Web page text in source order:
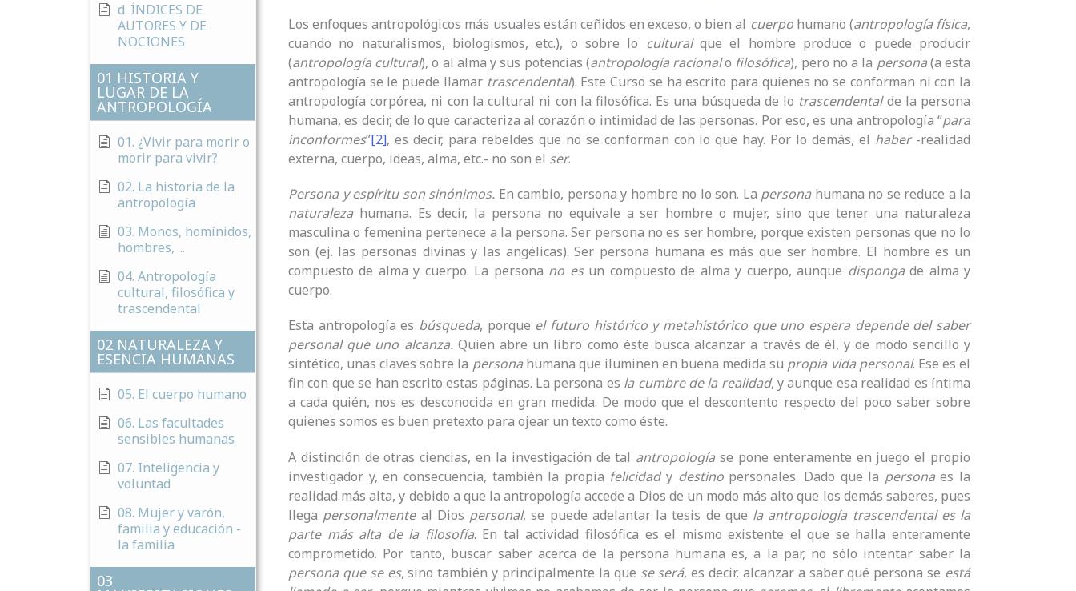
d. ÍNDICES DE
AUTORES Y DE
NOCIONES
01 HISTORIA Y
LUGAR DE LA
ANTROPOLOGÍA
01. ¿Vivir para morir o
morir para vivir?
02. La historia de la
antropología
03. Monos, homínidos,
hombres, ...
04. Antropología
cultural, filosófica y
trascendental
02 NATURALEZA Y
ESENCIA HUMANAS
05. El cuerpo humano
06. Las facultades
sensibles humanas
07. Inteligencia y
voluntad
08. Mujer y varón,
familia y educación -
la familia
03
Los enfoques antropológicos más usuales están ceñidos en exceso, o bien al cuerpohumano (antropología física,
cuando no naturalismos, biologismos, etc.), o sobre lo culturalque el hombre produce o puede producir
(antropología cultural), o al alma y sus potencias (antropología racionalo filosófica), pero no a la persona(a esta
antropología se le puede llamar trascendental). Este Curso se ha escrito para quienes no se conforman ni con la
antropología corpórea, ni con la cultural ni con la filosófica. Es una búsqueda de lo trascendentalde la persona
humana, es decir, de lo que caracteriza al corazón o intimidad de las personas. Por eso, es una antropología “para
inconformes”[2], es decir, para rebeldes que no se conforman con lo que hay. Por lo demás, el haber-realidad
externa, cuerpo, ideas, alma, etc.- no son el ser.
Persona y espíritu son sinónimos. En cambio, persona y hombre no lo son. La personahumana no se reduce a la
naturalezahumana. Es decir, la persona no equivale a ser hombre o mujer, sino que tener una naturaleza
masculina o femenina pertenece a la persona. Ser persona no es ser hombre, porque existen personas que no lo
son (ej. las personas divinas y las angélicas). Ser persona humana es más que ser hombre. El hombre es un
compuesto de alma y cuerpo. La persona no esun compuesto de alma y cuerpo, aunque dispongade alma y
cuerpo.
Esta antropología es búsqueda, porque el futuro histórico y metahistórico que uno espera depende del saber
personal que uno alcanza. Quien abre un libro como éste busca alcanzar a través de él, y de modo sencillo y
sintético, unas claves sobre la personahumana que iluminen en buena medida su propia vida personal. Ese es el
fin con que se han escrito estas páginas. La persona es la cumbre de la realidad, y aunque esa realidad es íntima
a cada quién, nos es desconocida en gran medida. De modo que el descontento respecto del poco saber sobre
quienes somos es buen pretexto para ojear un texto como éste.
A distinción de otras ciencias, en la investigación de tal antropologíase pone enteramente en juego el propio
investigador y, en consecuencia, también la propia felicidady destinopersonales. Dado que la personaes la
realidad más alta, y debido a que la antropología accede a Dios de un modo más alto que los demás saberes, pues
llega personalmenteal Dios personal, se puede adelantar la tesis de que la antropología trascendental es la
parte más alta de la filosofía. En tal actividad filosófica es el mismo existente el que se halla enteramente
comprometido. Por tanto, buscar saber acerca de la persona humana es, a la par, no sólo intentar saber la
persona que se es, sino también y principalmente la que se será, es decir, alcanzar a saber qué persona se está